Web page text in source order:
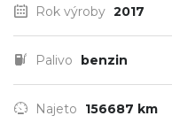
Rok výroby 2017
Palivo benzin
Najeto 156687 km